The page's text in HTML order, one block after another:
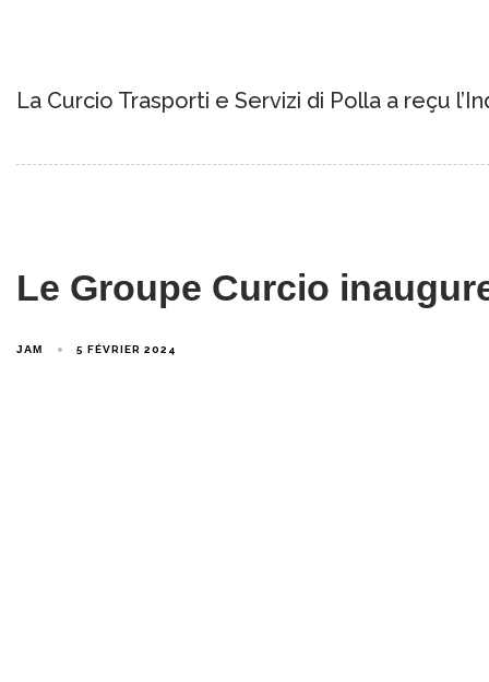
La Curcio Trasporti e Servizi di Polla a reçu
Le Groupe Curcio
JAM 5 FÉVRIER 2024